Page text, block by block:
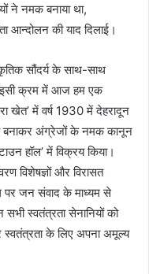
ने नमक बनाया था,
आन्दोलन की याद दिलाई।
सौंदर्य के साथ-साथ
इसी क्रम में आज हम एक
खेत’ में वर्ष 1930 में देहरादून
बनाकर अंग्रेजों के नमक कानून
हॉल’ में विक्रय किया।
विशेषज्ञों और विरासत
पर जन संवाद के माध्यम से
स्वतंत्रता सेनानियों को
स्वतंत्रता के लिए अपना अमूल्य